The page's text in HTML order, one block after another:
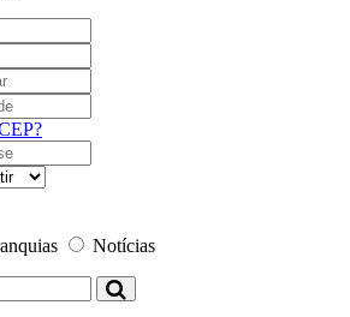
Notícias